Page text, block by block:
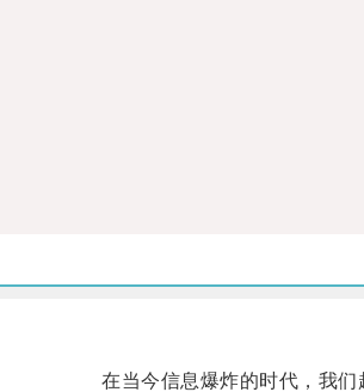
在当今信息爆炸的时代，我们